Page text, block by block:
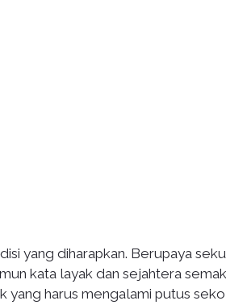
yang diharapkan. Berupaya
kata layak dan sejahtera
yang harus mengalami putus